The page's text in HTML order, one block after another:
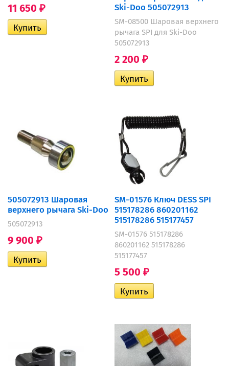
11 650 ₽
Ski-Doo 505072913
SM-08500 Шаровая верхнего
рычага SPI для Ski-Doo
505072913
2 200 ₽
505072913 Шаровая
верхнего рычага Ski-Doo
505072913
9 900 ₽
SM-01576 Ключ DESS SPI
515178286 860201162
515178286 515177457
SM-01576 515178286
860201162 515178286
515177457
5 500 ₽